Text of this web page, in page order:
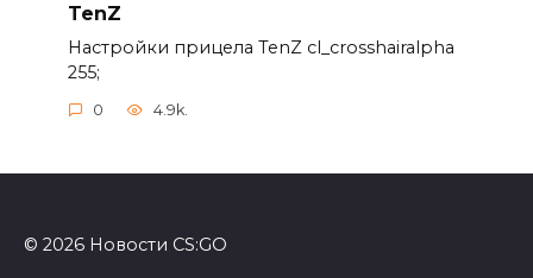
TenZ
Настройки прицела TenZ cl_crosshairalpha
255;
0 4.9k.
© 2026 Новости CS:GO